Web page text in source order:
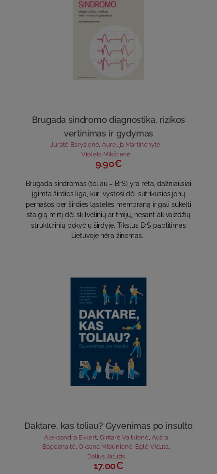
Brugada sindromo diagnostika, rizikos
vertinimas ir gydymas
Jūratė Barysienė,Aurelija Martinonytė,
Violeta Mikštienė
9.90€
Brugada sindromas (toliau – BrS) yra reta, dažniausiai
įgimta širdies liga, kuri vystosi dėl sutrikusios jonų
pernašos per širdies ląstelės membraną ir gali sukelti
staigią mirtį dėl skilvelinių aritmijų, nesant akivaizdžių
struktūrinių pokyčių širdyje. Tikslus BrS paplitimas
Lietuvoje nėra žinomas...
Daktare, kas toliau? Gyvenimas po insulto
Aleksandra Ekkert, Gintarė Vaitkienė Aušra
Bagdonaitė, Oksana Misiūnienė, Eglė Viduta,
Dalius Jatužis
17.00€